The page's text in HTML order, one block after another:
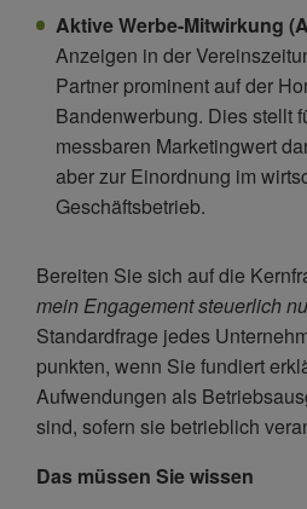
Aktive Werbe-Mitwirkung
Anzeigen in der
Partner prominent auf der
Bandenwerbung. Dies stellt
messbaren Marketingwert
aber zur Einordnung im
Geschäftsbetrieb.
Bereiten Sie sich auf die
mein Engagement steuerlich
Standardfrage jedes
punkten, wenn Sie fundiert
Aufwendungen als
sind, sofern sie betrieblich
Das müssen Sie wissen